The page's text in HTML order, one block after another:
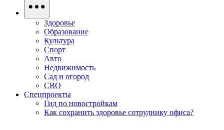
Здоровье
Образование
Культура
Спорт
Авто
Недвижимость
Сад и огород
СВО
Спецпроекты
Гид по новостройкам
Как сохранить здоровье сотруднику офиса?